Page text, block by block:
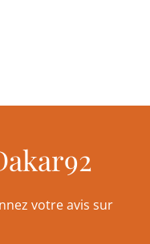
votre avis sur